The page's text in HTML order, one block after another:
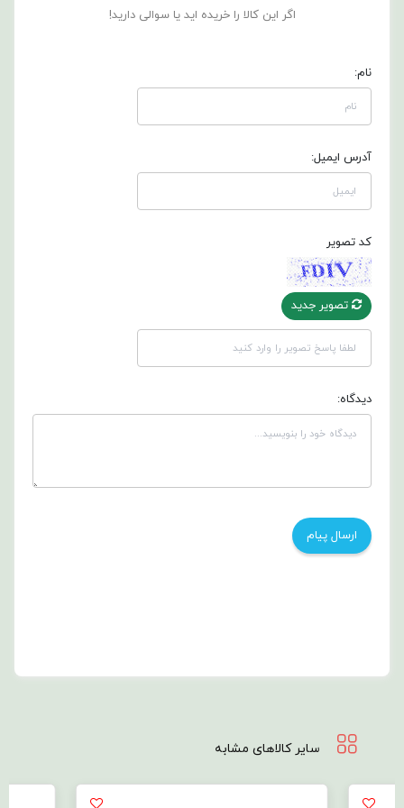
اگر این کالا را خریده اید یا سوالی دارید!
نام:
آدرس ایمیل:
کد تصویر
تصویر جدید
دیدگاه:
سایر کالاهای مشابه